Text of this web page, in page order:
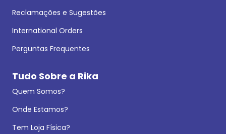
Reclamações e Sugestões
International Orders
Perguntas Frequentes
Tudo Sobre a Rika
Quem Somos?
Onde Estamos?
Tem Loja Física?